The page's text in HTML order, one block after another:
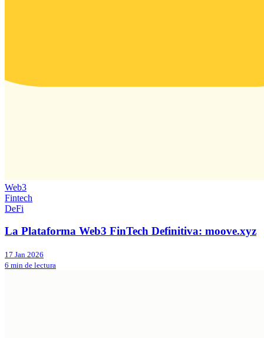
Web3
Fintech
DeFi
La Plataforma Web3 FinTech Definitiva: moove.xyz
17 Jan 2026
6 min de lectura